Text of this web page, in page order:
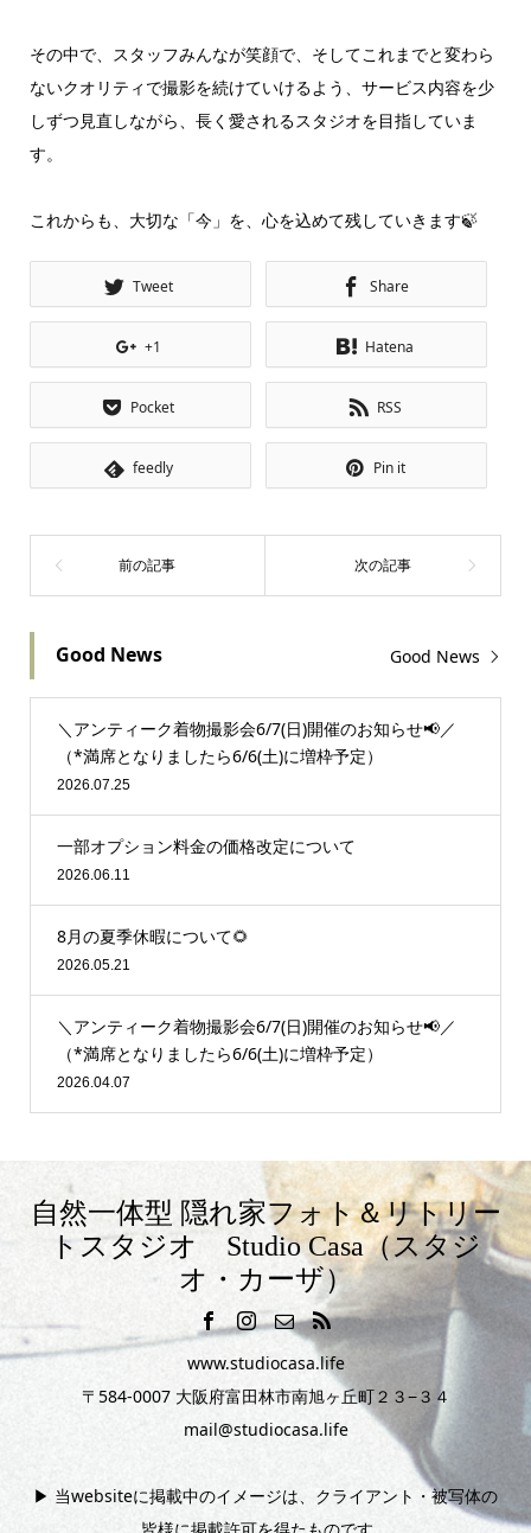
その中で、スタッフみんなが笑顔で、そしてこれまでと変わら
ないクオリティで撮影を続けていけるよう、サービス内容を少
しずつ見直しながら、長く愛されるスタジオを目指していま
す。
これからも、大切な「今」を、心を込めて残していきます🍃
Tweet Share
+1 Hatena
Pocket RSS
feedly Pin it
Good News Good News
＼アンティーク着物撮影会6/7(日)開催のお知らせ📢／
（*満席となりましたら6/6(土)に増枠予定）
2026.07.25
一部オプション料金の価格改定について
2026.06.11
8月の夏季休暇について🌻
2026.05.21
＼アンティーク着物撮影会6/7(日)開催のお知らせ📢／
（*満席となりましたら6/6(土)に増枠予定）
2026.04.07
自然一体型 隠れ家フォト＆リトリー
トスタジオ Studio Casa（スタジ
オ・カーザ）
www.studiocasa.life
〒584-0007 大阪府富田林市南旭ヶ丘町２３−３４
mail@studiocasa.life
▶︎ 当websiteに掲載中のイメージは、クライアント・被写体の